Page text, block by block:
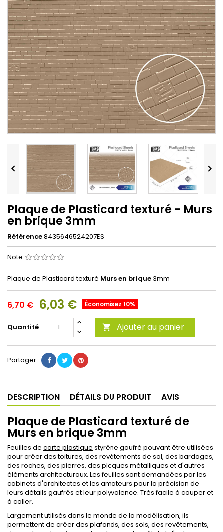
 
Plaque de Plasticard texturé - Murs
en brique 3mm
Référence8435646524207ES
Note
Plaque de Plasticard texturé Murs en brique3mm
6,70 € 6,03 € Économisez 10%
Quantité  Ajouter au panier
Partager
DESCRIPTION DÉTAILS DU PRODUIT AVIS
Plaque de Plasticard texturé de
Murs en brique 3mm
Feuilles de carte plastique styrène gaufré pouvant être utilisées
pour créer des toitures, des revêtements de sol, des bardages,
des roches, des pierres, des plaques métalliques et d'autres
éléments architecturaux. Les feuilles sont demandées par les
cabinets d'architectes et les amateurs pour la précision de
leurs détails gaufrés et leur polyvalence. Très facile à couper et
à coller.
Largement utilisés dans le monde de la modélisation, ils
permettent de créer des plafonds, des sols, des revêtements,